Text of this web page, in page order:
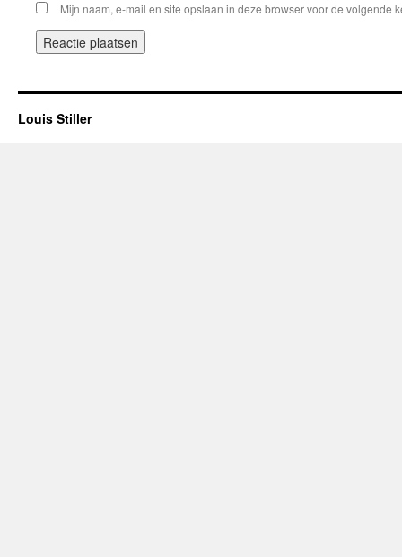
Mijn naam, e-mail en site opslaan in deze browser voor de volgende
Louis Stiller